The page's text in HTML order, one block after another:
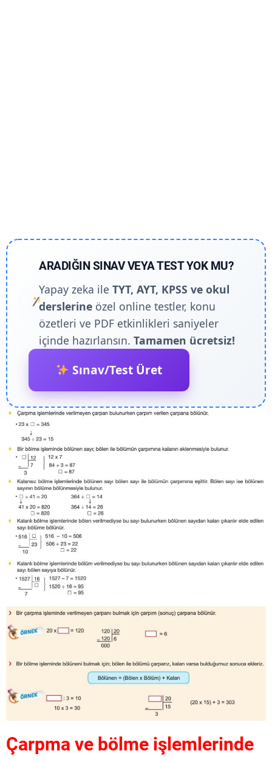
ARADIĞIN SINAV VEYA TEST YOK MU?
Yapay zeka ileTYT, AYT, KPSS ve okul
derslerine özel online testler, konu
özetleri ve PDF etkinlikleri saniyeler
içinde hazırlansın.Tamamen ücretsiz!
Sınav/Test Üret
Çarpma ve bölme işlemlerinde